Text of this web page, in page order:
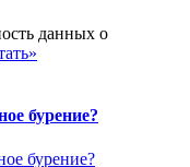
данных о
бурение?